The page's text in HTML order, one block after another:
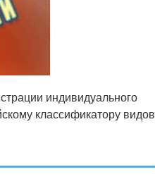
индивидуального
классификатору видов